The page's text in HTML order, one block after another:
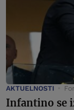
AKTUELNOSTI
Infantino se